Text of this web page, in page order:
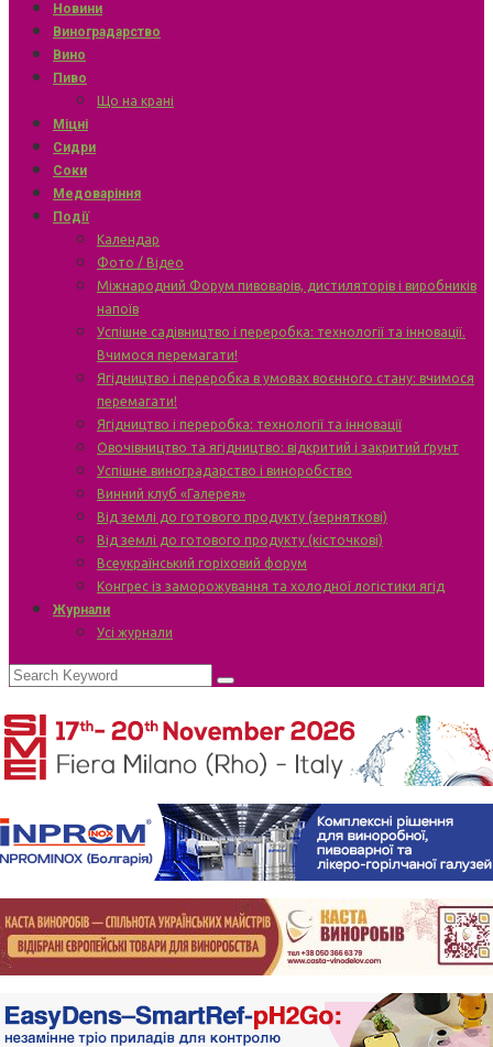
Новини
Виноградарство
Вино
Пиво
Що на крані
Міцні
Сидри
Соки
Медоваріння
Події
Календар
Фото / Відео
Міжнародний Форум пивоварів, дистиляторів і виробників
напоїв
Успішне садівництво і переробка: технології та інновації.
Вчимося перемагати!
Ягідництво і переробка в умовах воєнного стану: вчимося
перемагати!
Ягідництво і переробка: технології та інновації
Овочівництво та ягідництво: відкритий і закритий ґрунт
Успішне виноградарство і виноробство
Винний клуб «Галерея»
Від землі до готового продукту (зерняткові)
Від землі до готового продукту (кісточкові)
Всеукраїнський горіховий форум
Конгрес із заморожування та холодної логістики ягід
Журнали
Усі журнали